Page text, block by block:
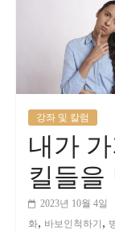
강좌 및 칼럼
내가
킬들을
2023년 10월 4일
화, 바보인척하기 ,